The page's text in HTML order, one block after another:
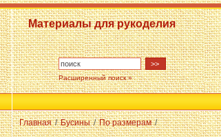
Материалы для рукоделия
Расширенный поиск »
Главная / Бусины / По размерам /